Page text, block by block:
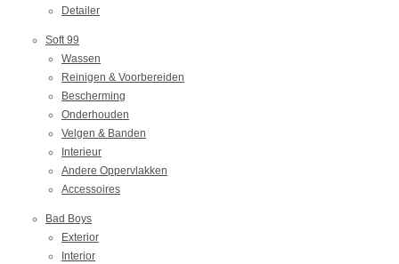
Detailer
Soft 99
Wassen
Reinigen & Voorbereiden
Bescherming
Onderhouden
Velgen & Banden
Interieur
Andere Oppervlakken
Accessoires
Bad Boys
Exterior
Interior